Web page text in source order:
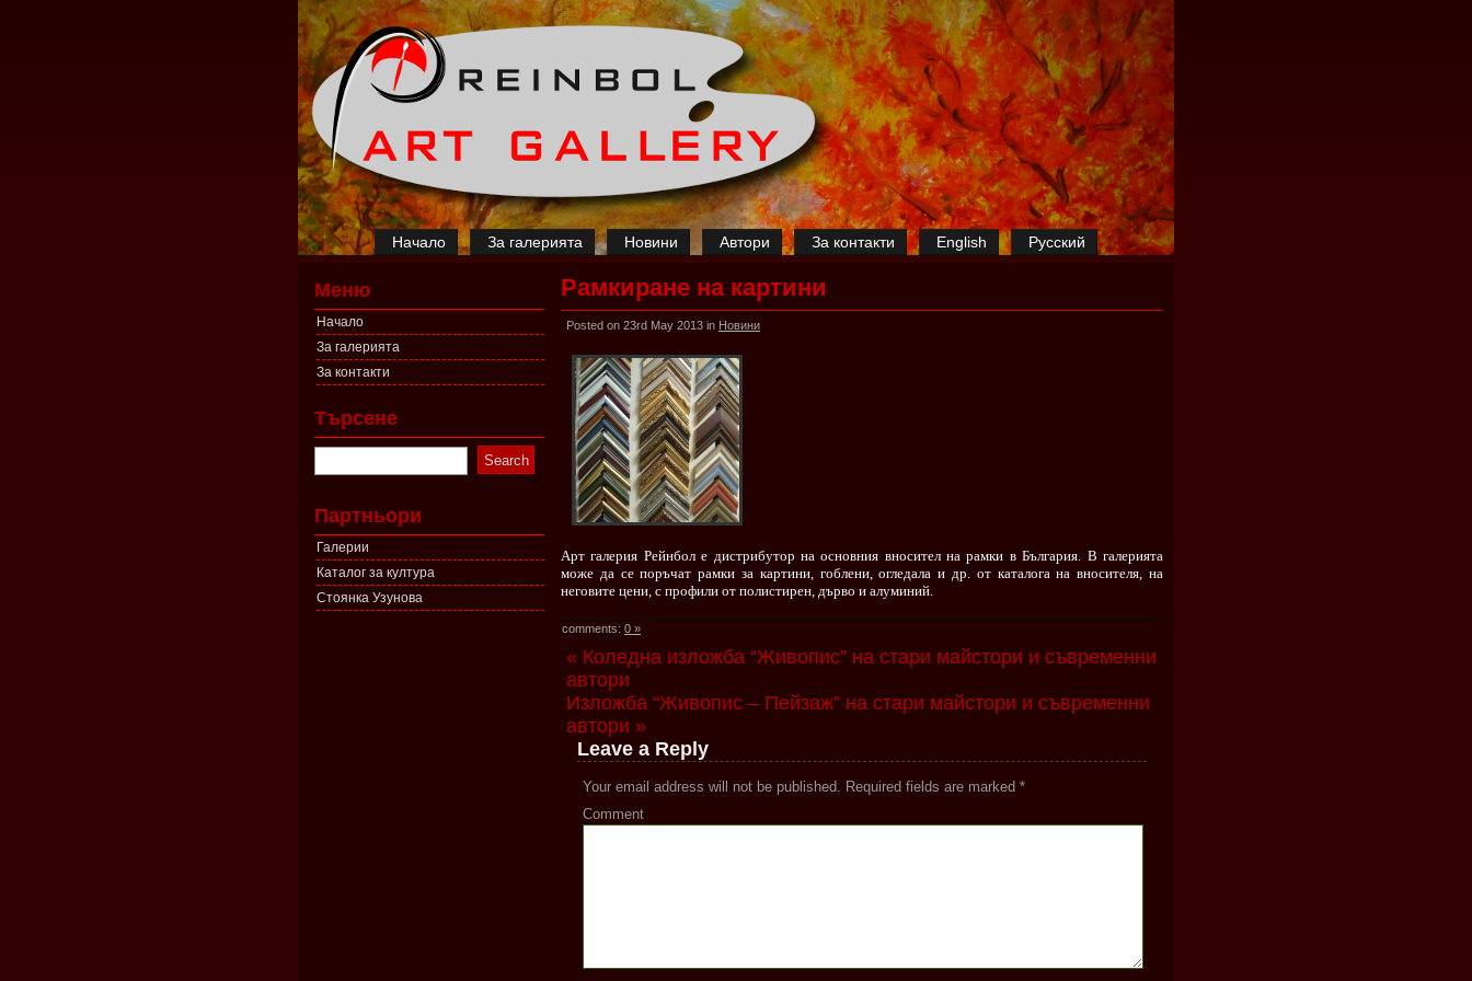
Начало За галерията Новини Автори За контакти English Русский
Меню
Начало
За галерията
За контакти
Търсене
Партньори
Галерии
Каталог за култура
Стоянка Узунова
Рамкиране на картини
Posted on 23rd May 2013 in Новини
Арт галерия Рейнбол е дистрибутор на основния вносител на рамки в България. В галерията
може да се поръчат рамки за картини, гоблени, огледала и др. от каталога на вносителя, на
неговите цени, с профили от полистирен, дърво и алуминий.
comments: 0 »
« Коледна изложба “Живопис” на стари майстори и съвременни
автори
Изложба “Живопис – Пейзаж” на стари майстори и съвременни
автори »
Leave a Reply
Your email address will not be published. Required fields are marked *
Comment